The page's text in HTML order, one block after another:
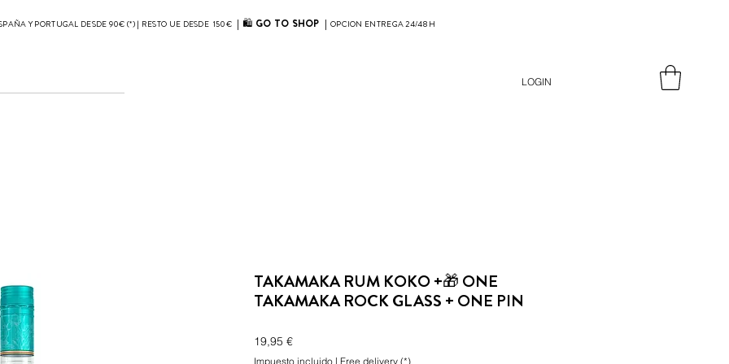
Y PORTUGAL DESDE 90€ (*) | RESTO UE DESDE 150€| 🛍 GO TO SHOP | OPCION ENTREGA 24/48 H
LOGIN
TAKAMAKA RUM KOKO +🎁 ONE
TAKAMAKA ROCK GLASS + ONE PIN
19,95 €Precio
Impuesto incluido| Free delivery (*)